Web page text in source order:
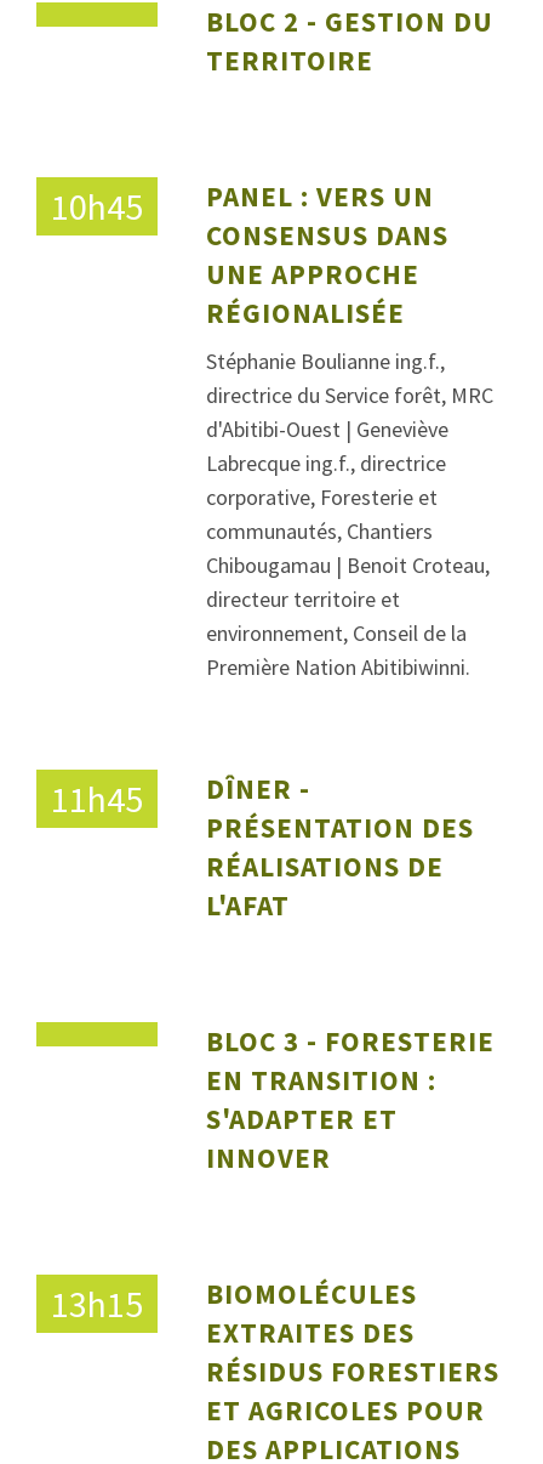
BLOC 2 - GESTION DU
TERRITOIRE
10h45
PANEL : VERS UN
CONSENSUS DANS
UNE APPROCHE
RÉGIONALISÉE
Stéphanie Boulianne ing.f.,
directrice du Service forêt, MRC
d'Abitibi-Ouest | Geneviève
Labrecque ing.f., directrice
corporative, Foresterie et
communautés, Chantiers
Chibougamau | Benoit Croteau,
directeur territoire et
environnement, Conseil de la
Première Nation Abitibiwinni.
11h45
DÎNER -
PRÉSENTATION DES
RÉALISATIONS DE
L'AFAT
BLOC 3 - FORESTERIE
EN TRANSITION :
S'ADAPTER ET
INNOVER
13h15
BIOMOLÉCULES
EXTRAITES DES
RÉSIDUS FORESTIERS
ET AGRICOLES POUR
DES APPLICATIONS